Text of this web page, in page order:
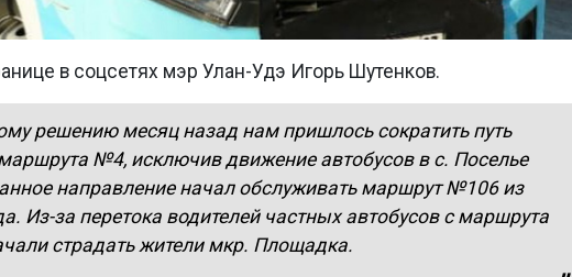
в соцсетях мэр Улан-Удэ Игорь Шутенков.
решению месяц назад нам пришлось сократить путь
№4, исключив движение автобусов в с. Поселье
направление начал обслуживать маршрут №106 из
Из-за перетока водителей частных автобусов с маршрута
страдать жители мкр. Площадка.